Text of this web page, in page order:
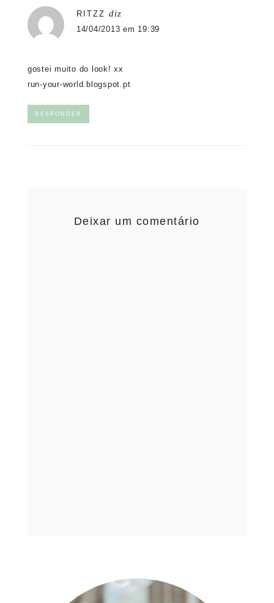
RITZZ diz
14/04/2013 em 19:39
gostei muito do look! xx
run-your-world.blogspot.pt
RESPONDER
Deixar um comentário